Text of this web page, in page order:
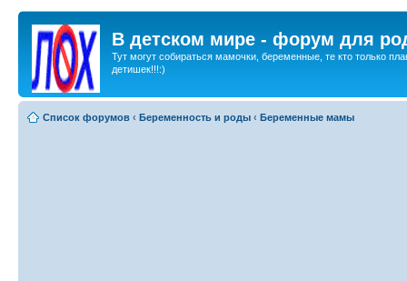
В детском мире - форум для
Тут могут собираться мамочки, беременные, те кто только
детишек!!!:)
Список форумов ‹ Беременность и роды ‹ Беременные мамы